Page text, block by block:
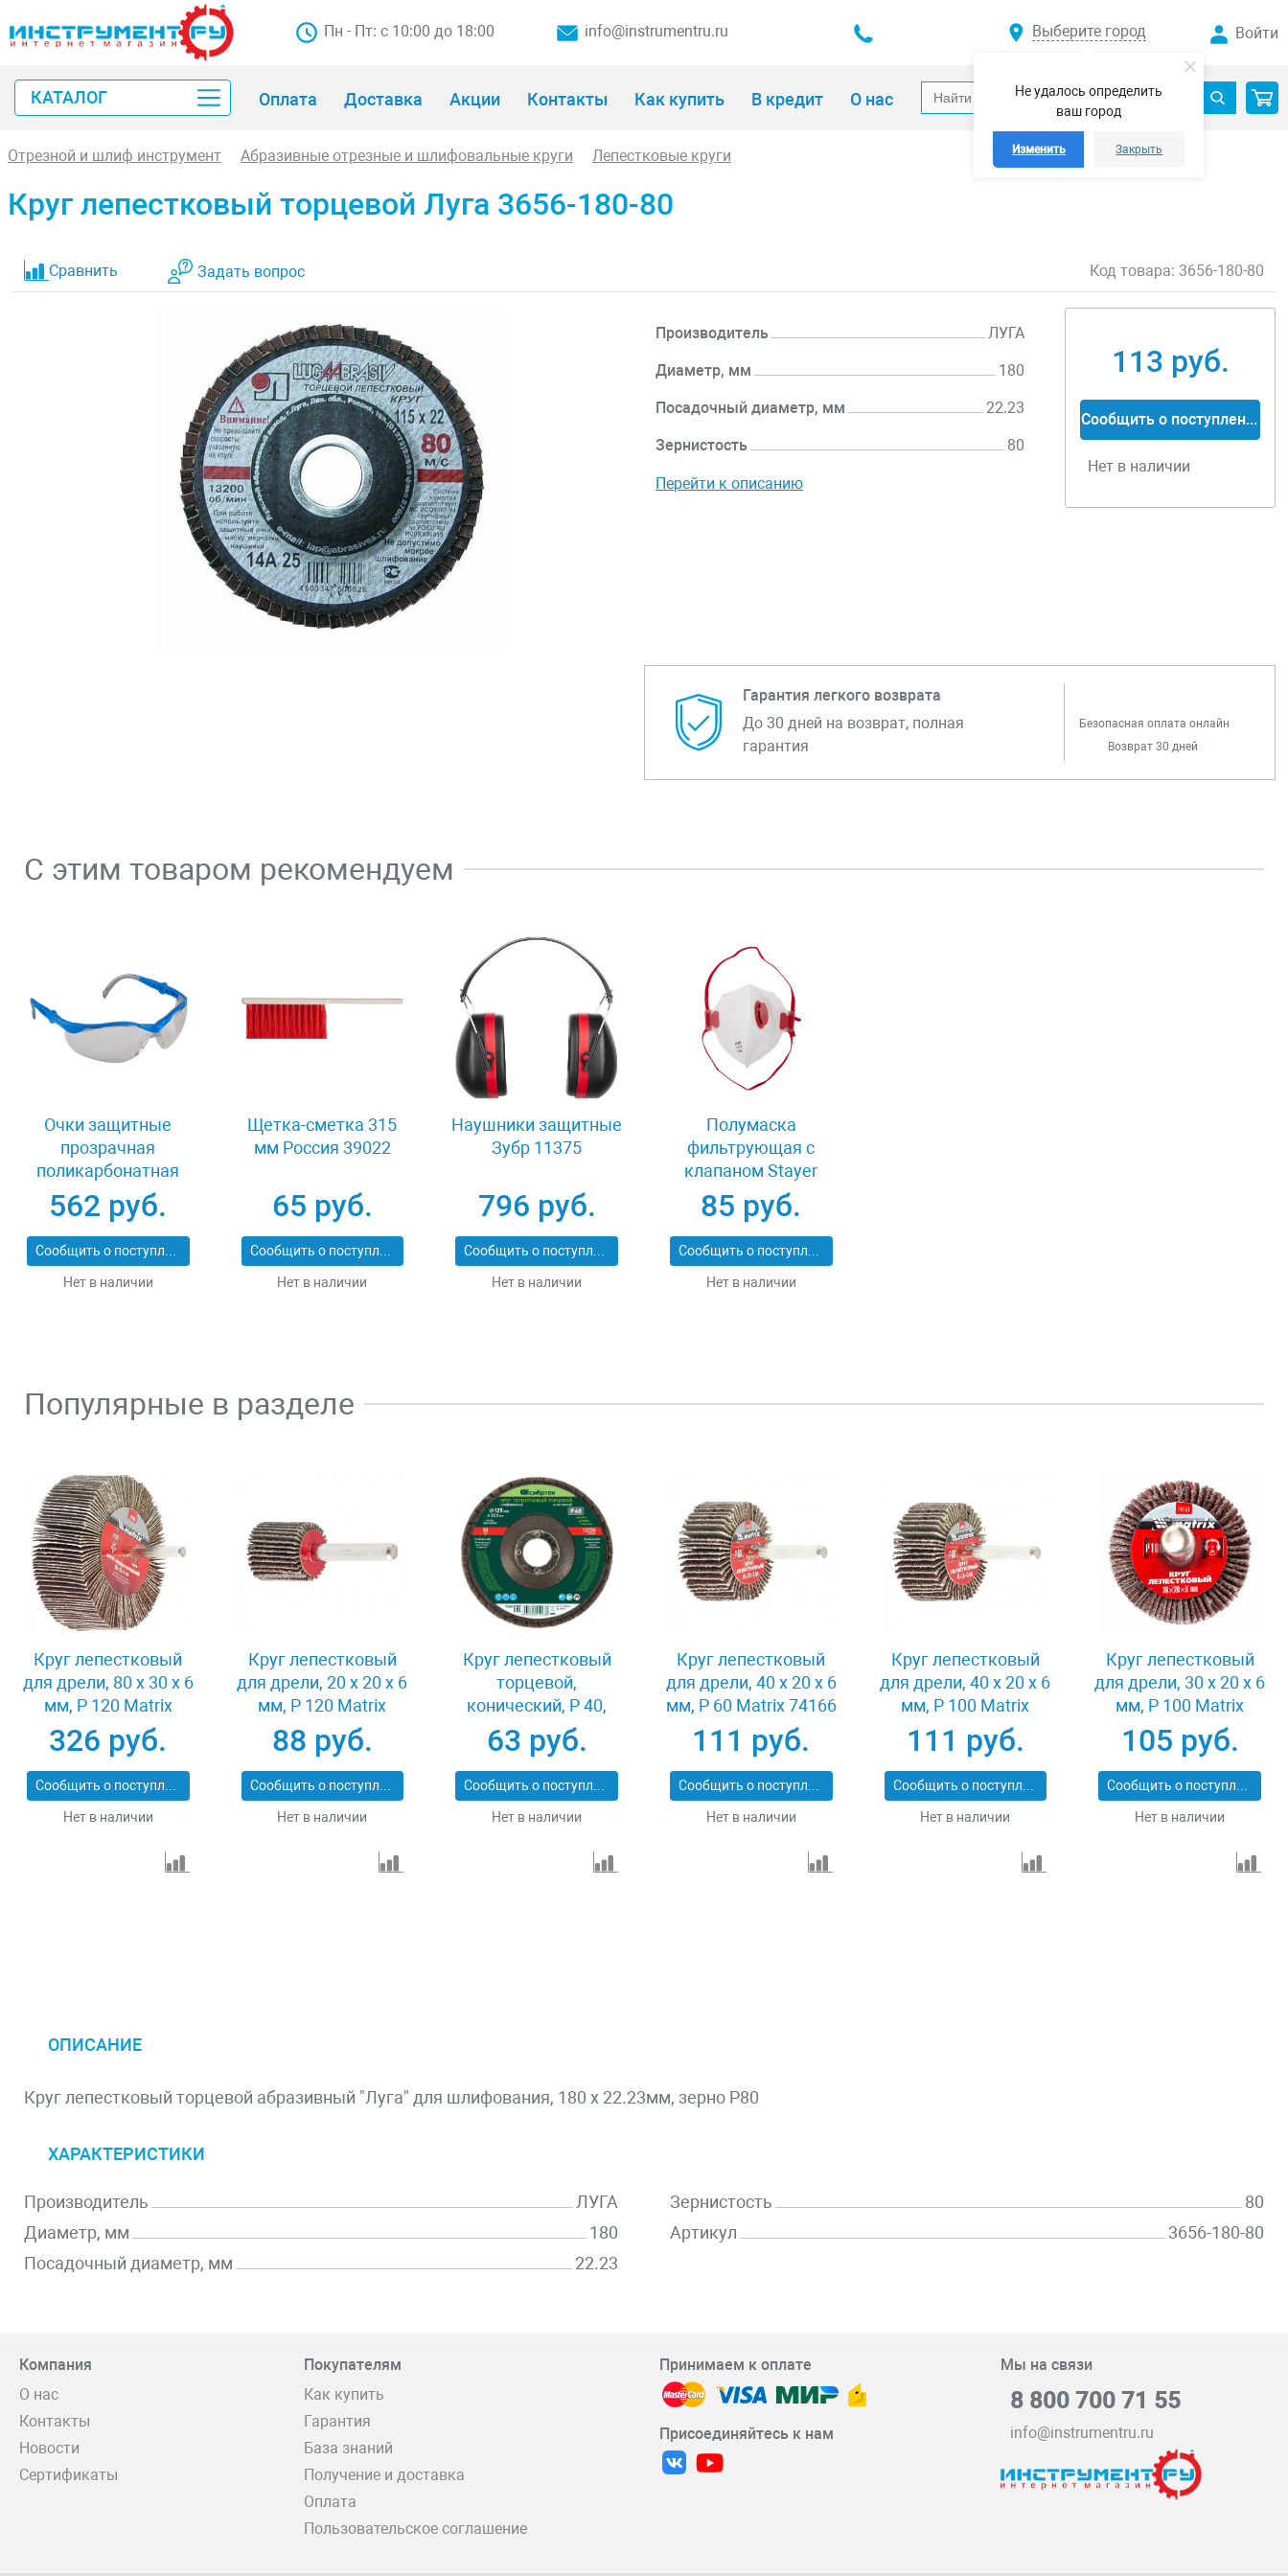
Не удалось определить
ваш город
Изменить Закрыть
Пн - Пт: с 10:00 до 18:00 info@instrumentru.ru Выберите город Войти
КАТАЛОГ Оплата Доставка Акции Контакты Как купить В кредит О нас
Отрезной и шлиф инструмент Абразивные отрезные и шлифовальные круги Лепестковые круги
Круг лепестковый торцевой Луга 3656-180-80
Сравнить Задать вопрос Код товара: 3656-180-80
Производитель ЛУГА
Диаметр, мм 180
Посадочный диаметр, мм 22.23
Зернистость 80
Перейти к описанию
113 руб.
Сообщить о поступлении
Нет в наличии
Гарантия легкого возврата
До 30 дней на возврат, полная
гарантия
Безопасная оплата онлайн
Возврат 30 дней
С этим товаром рекомендуем
Очки защитные
прозрачная
поликарбонатная
монолинза ЗУБР
ЭКСПЕРТ 110310
562 руб.
Сообщить о поступлении
Нет в наличии
Щетка-сметка 315
мм Россия 39022
65 руб.
Сообщить о поступлении
Нет в наличии
Наушники защитные
Зубр 11375
796 руб.
Сообщить о поступлении
Нет в наличии
Полумаска
фильтрующая с
клапаном Stayer
MASTER 11116
85 руб.
Сообщить о поступлении
Нет в наличии
Популярные в разделе
Круг лепестковый
для дрели, 80 х 30 х 6
мм, P 120 Matrix
74146
326 руб.
Сообщить о поступлении
Нет в наличии
Круг лепестковый
для дрели, 20 х 20 х 6
мм, P 120 Matrix
74104
88 руб.
Сообщить о поступлении
Нет в наличии
Круг лепестковый
торцевой,
конический, Р 40,
125 х 22.2 мм
Сибртех 74083
63 руб.
Сообщить о поступлении
Нет в наличии
Круг лепестковый
для дрели, 40 х 20 х 6
мм, P 60 Matrix 74166
111 руб.
Сообщить о поступлении
Нет в наличии
Круг лепестковый
для дрели, 40 х 20 х 6
мм, P 100 Matrix
74168
111 руб.
Сообщить о поступлении
Нет в наличии
Круг лепестковый
для дрели, 30 х 20 х 6
мм, P 100 Matrix
74161
105 руб.
Сообщить о поступлении
Нет в наличии
ОПИСАНИЕ
Круг лепестковый торцевой абразивный "Луга" для шлифования, 180 х 22.23мм, зерно P80
ХАРАКТЕРИСТИКИ
Производитель
ЛУГА
Диаметр, мм
180
Посадочный диаметр, мм
22.23
Зернистость
80
Артикул
3656-180-80
Компания
О нас
Контакты
Новости
Сертификаты
Покупателям
Как купить
Гарантия
База знаний
Получение и доставка
Оплата
Пользовательское соглашение
Принимаем к оплате
Присоединяйтесь к нам
Мы на связи
8 800 700 71 55
info@instrumentru.ru